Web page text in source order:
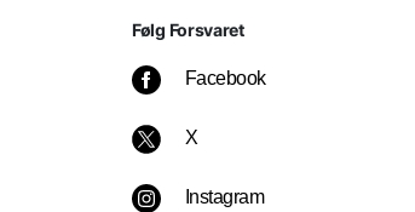
Følg Forsvaret
Facebook
X
Instagram